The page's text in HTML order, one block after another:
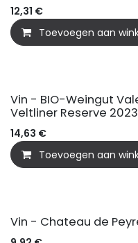
12,31 €
Toevoegen aan
BIO
Vin - BIO-Weingut
Veltliner Reserve 2023
14,63 €
Toevoegen aan
BIO
Vin - Chateau de